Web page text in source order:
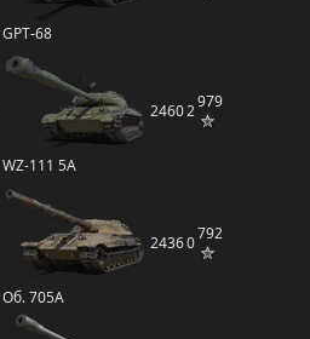
GPT-68
WZ-111 5A
24602979
Об. 705А
24360792